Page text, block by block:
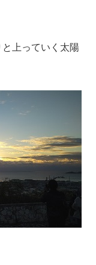
上っていく太陽